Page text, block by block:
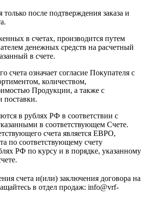
после подтверждения заказа и
в счетах, производится путем
денежных средств на расчетный
в счете.
счета означает согласие Покупателя с
количеством,
Продукции, а также с
поставки.
в рублях РФ в соответствии с
в соответствующем Счете.
счета является ЕВРО,
по соответствующему cчету
РФ по курсу и в порядке, указанному
счета и(или) заключения договора на
в отдел продаж: info@vrf-